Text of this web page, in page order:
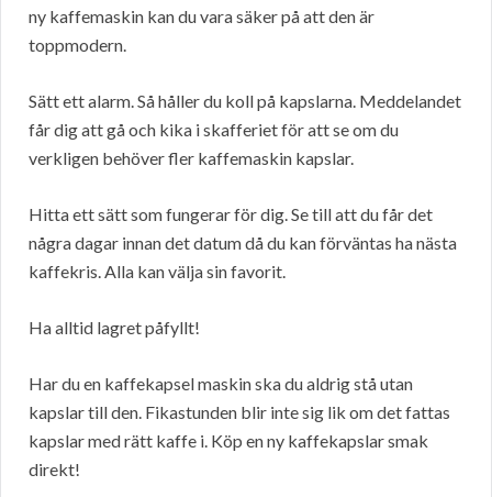
ny kaffemaskin kan du vara säker på att den är
toppmodern.
Sätt ett alarm. Så håller du koll på kapslarna. Meddelandet
får dig att gå och kika i skafferiet för att se om du
verkligen behöver fler kaffemaskin kapslar.
Hitta ett sätt som fungerar för dig. Se till att du får det
några dagar innan det datum då du kan förväntas ha nästa
kaffekris. Alla kan välja sin favorit.
Ha alltid lagret påfyllt!
Har du en kaffekapsel maskin ska du aldrig stå utan
kapslar till den. Fikastunden blir inte sig lik om det fattas
kapslar med rätt kaffe i. Köp en ny kaffekapslar smak
direkt!